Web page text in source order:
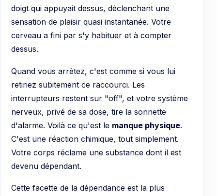
doigt qui appuyait dessus, déclenchant une
sensation de plaisir quasi instantanée. Votre
cerveau a fini par s'y habituer et à compter
dessus.
Quand vous arrêtez, c'est comme si vous lui
retiriez subitement ce raccourci. Les
interrupteurs restent sur "off", et votre système
nerveux, privé de sa dose, tire la sonnette
d'alarme. Voilà ce qu'est le manque physique.
C'est une réaction chimique, tout simplement.
Votre corps réclame une substance dont il est
devenu dépendant.
Cette facette de la dépendance est la plus